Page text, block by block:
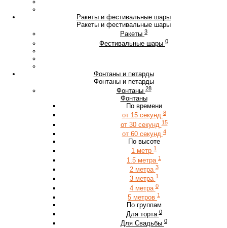
Ракеты и фестивальные шары
Ракеты и фестивальные шары
Ракеты 3
Фестивальные шары 0
Фонтаны и петарды
Фонтаны и петарды
Фонтаны 28
Фонтаны
По времени
от 15 секунд 8
от 30 секунд 15
от 60 секунд 4
По высоте
1 метр 1
1.5 метра 1
2 метра 3
3 метра 1
4 метра 0
5 метров 1
По группам
Для торта 0
Для Свадьбы 0